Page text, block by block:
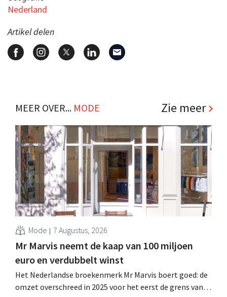
Nederland
Artikel delen
MEER OVER... MODE Zie meer
Mode 7 Augustus, 2026
Mr Marvis neemt de kaap van 100 miljoen
euro en verdubbelt winst
Het Nederlandse broekenmerk Mr Marvis boert goed: de
omzet overschreed in 2025 voor het eerst de grens van